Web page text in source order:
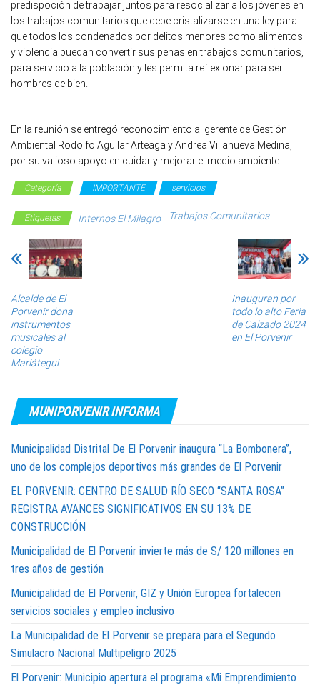
predispoción de trabajar juntos para resocializar a los jóvenes en
los trabajos comunitarios que debe cristalizarse en una ley para
que todos los condenados por delitos menores como alimentos
y violencia puedan convertir sus penas en trabajos comunitarios,
para servicio a la población y les permita reflexionar para ser
hombres de bien.
En la reunión se entregó reconocimiento al gerente de Gestión
Ambiental Rodolfo Aguilar Arteaga y Andrea Villanueva Medina,
por su valioso apoyo en cuidar y mejorar el medio ambiente.
Categoría IMPORTANTE servicios
Etiquetas Internos El Milagro Trabajos Comunitarios
Alcalde de El
Porvenir dona
instrumentos
musicales al
colegio
Mariátegui
Inauguran por
todo lo alto Feria
de Calzado 2024
en El Porvenir
MUNIPORVENIR INFORMA
Municipalidad Distrital De El Porvenir inaugura “La Bombonera”,
uno de los complejos deportivos más grandes de El Porvenir
EL PORVENIR: CENTRO DE SALUD RÍO SECO “SANTA ROSA”
REGISTRA AVANCES SIGNIFICATIVOS EN SU 13% DE
CONSTRUCCIÓN
Municipalidad de El Porvenir invierte más de S/ 120 millones en
tres años de gestión
Municipalidad de El Porvenir, GIZ y Unión Europea fortalecen
servicios sociales y empleo inclusivo
La Municipalidad de El Porvenir se prepara para el Segundo
Simulacro Nacional Multipeligro 2025
El Porvenir: Municipio apertura el programa «Mi Emprendimiento